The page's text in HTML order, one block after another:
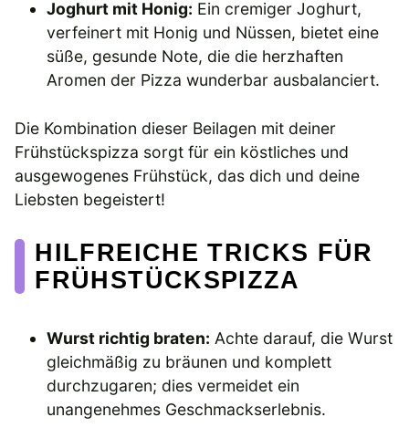
Joghurt mit Honig: Ein cremiger Joghurt,
verfeinert mit Honig und Nüssen, bietet eine
süße, gesunde Note, die die herzhaften
Aromen der Pizza wunderbar ausbalanciert.
Die Kombination dieser Beilagen mit deiner
Frühstückspizza sorgt für ein köstliches und
ausgewogenes Frühstück, das dich und deine
Liebsten begeistert!
HILFREICHE TRICKS FÜR
FRÜHSTÜCKSPIZZA
Wurst richtig braten: Achte darauf, die Wurst
gleichmäßig zu bräunen und komplett
durchzugaren; dies vermeidet ein
unangenehmes Geschmackserlebnis.